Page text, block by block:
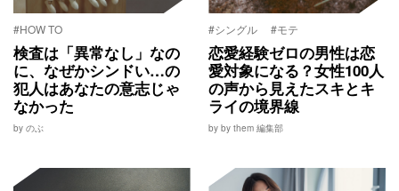
#HOW TO
検査は「異常なし」なの
に、なぜかシンドい…の
犯人はあなたの意志じゃ
なかった
by のぶ
#シングル #モテ
恋愛経験ゼロの男性は恋
愛対象になる？女性100人
の声から見えたスキとキ
ライの境界線
by by them 編集部